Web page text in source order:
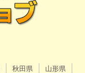
秋田県
山形県